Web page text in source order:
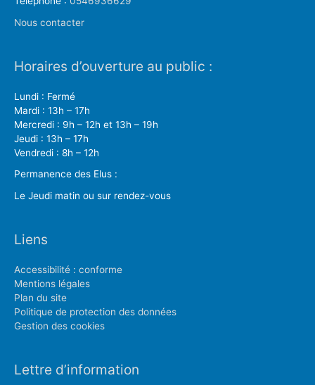
Nous contacter
Horaires d’ouverture au public :
Lundi : Fermé
Mardi : 13h – 17h
Mercredi : 9h – 12h et 13h – 19h
Jeudi : 13h – 17h
Vendredi : 8h – 12h
Permanence des Elus :
Le Jeudi matin ou sur rendez-vous
Liens
Accessibilité : conforme
Mentions légales
Plan du site
Politique de protection des données
Gestion des cookies
Lettre d’information